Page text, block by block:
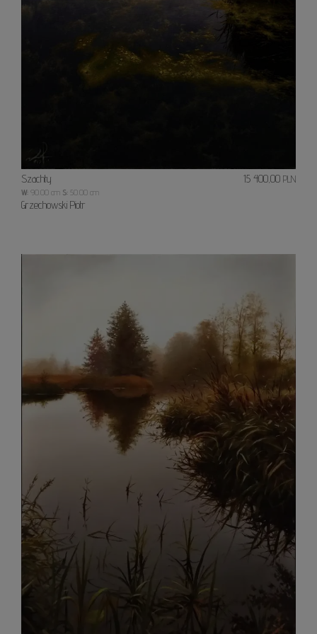
Szachty
W: 90.00 cm S: 50.00 cm
Grzechowski Piotr
15 400,00 PLN